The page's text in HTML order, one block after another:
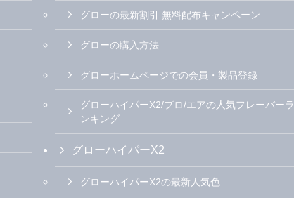
グローの最新割引 無料配布キャンペーン
グローの購入方法
グローホームページでの会員・製品登録
グローハイパーX2/プロ/エアの人気フレーバーラ
ンキング
グローハイパーX2
グローハイパーX2の最新人気色